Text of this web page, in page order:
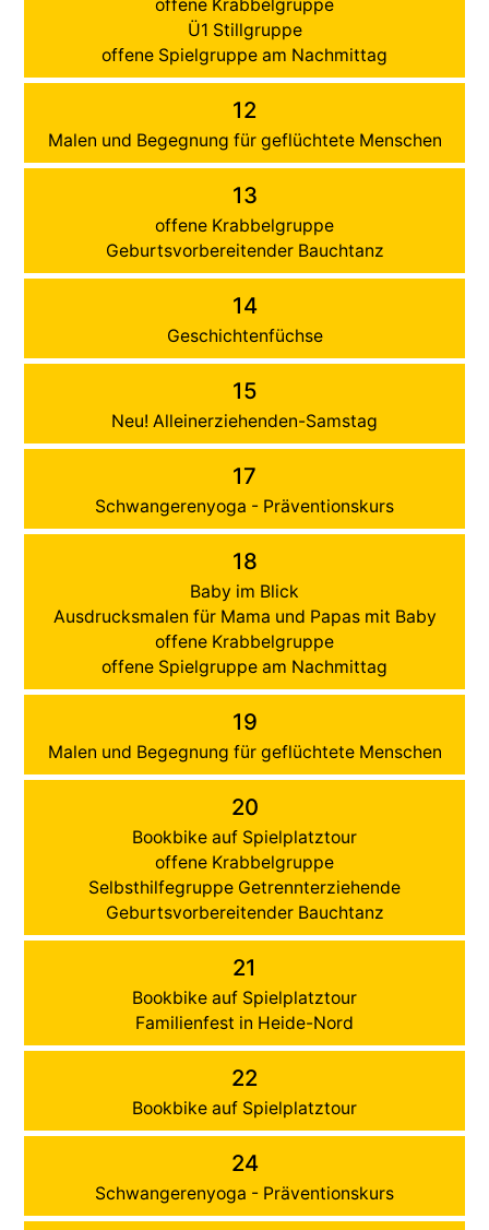
offene Krabbelgruppe
Ü1 Stillgruppe
offene Spielgruppe am Nachmittag
12
Malen und Begegnung für geflüchtete Menschen
13
offene Krabbelgruppe
Geburtsvorbereitender Bauchtanz
14
Geschichtenfüchse
15
Neu! Alleinerziehenden-Samstag
17
Schwangerenyoga - Präventionskurs
18
Baby im Blick
Ausdrucksmalen für Mama und Papas mit Baby
offene Krabbelgruppe
offene Spielgruppe am Nachmittag
19
Malen und Begegnung für geflüchtete Menschen
20
Bookbike auf Spielplatztour
offene Krabbelgruppe
Selbsthilfegruppe Getrennterziehende
Geburtsvorbereitender Bauchtanz
21
Bookbike auf Spielplatztour
Familienfest in Heide-Nord
22
Bookbike auf Spielplatztour
24
Schwangerenyoga - Präventionskurs